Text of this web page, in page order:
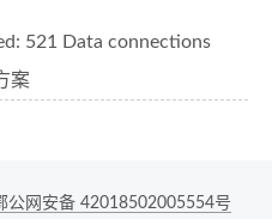
521 Data connections
案
公网安备 42018502005554号